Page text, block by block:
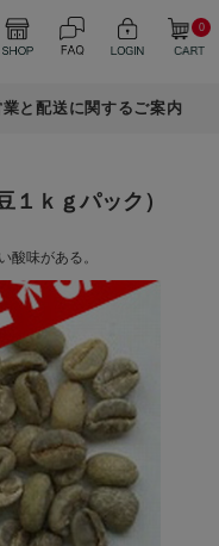
0
と配送に関するご案内
１ｋｇパック）
酸味がある。